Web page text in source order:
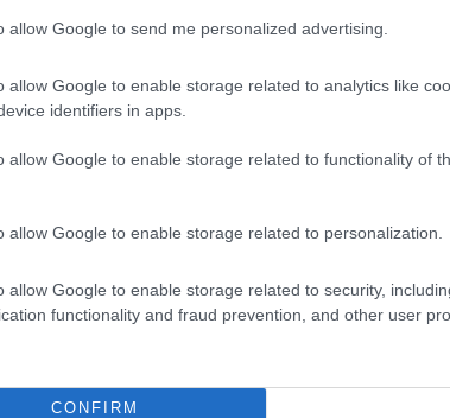
allow Google to send me personalized advertising.
allow Google to enable storage related to analytics like
identifiers in apps.
allow Google to enable storage related to functionality of
allow Google to enable storage related to personalization.
allow Google to enable storage related to security,
functionality and fraud prevention, and other user
CONFIRM
attacco terroristico. Quello che
Neyanyahu ai jihadisti che hanno
di un paese che è andato in battaglia per
terroristi assetati di sangue è cecità
prevede che un gruppo di giudicivaluti
con i mandati d’arresto, rifiutare la
procedura, pur essendo basata su
altamente politicizzato e carico